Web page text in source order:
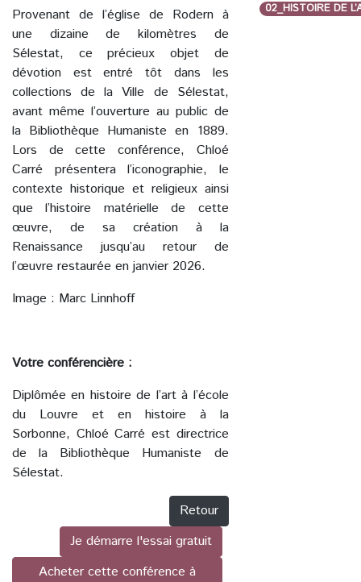
Provenant de l’église de Rodern à
une dizaine de kilomètres de
Sélestat, ce précieux objet de
dévotion est entré tôt dans les
collections de la Ville de Sélestat,
avant même l’ouverture au public de
la Bibliothèque Humaniste en 1889.
Lors de cette conférence, Chloé
Carré présentera l’iconographie, le
contexte historique et religieux ainsi
que l’histoire matérielle de cette
œuvre, de sa création à la
Renaissance jusqu’au retour de
l’œuvre restaurée en janvier 2026.
Image : Marc Linnhoff
Votre conférencière :
Diplômée en histoire de l’art à l’école
du Louvre et en histoire à la
Sorbonne, Chloé Carré est directrice
de la Bibliothèque Humaniste de
Sélestat.
Retour
Je démarre l'essai gratuit
Acheter cette conférence à
02_HISTOIRE DE